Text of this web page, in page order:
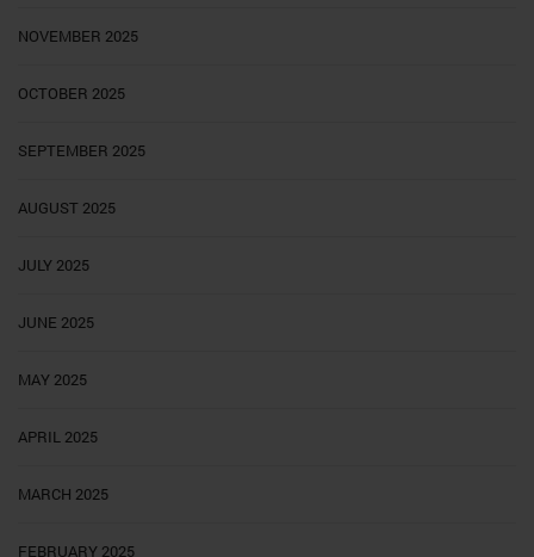
NOVEMBER 2025
OCTOBER 2025
SEPTEMBER 2025
AUGUST 2025
JULY 2025
JUNE 2025
MAY 2025
APRIL 2025
MARCH 2025
FEBRUARY 2025